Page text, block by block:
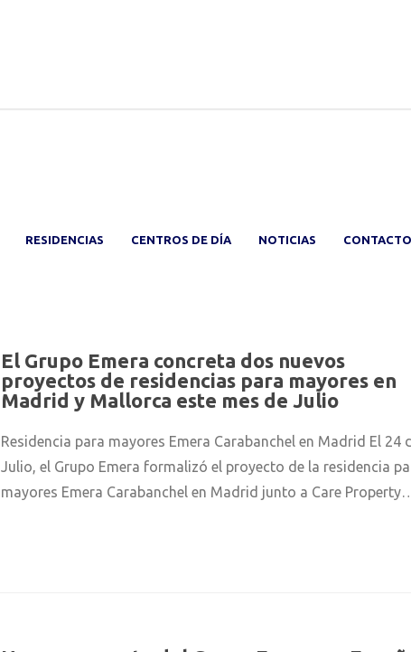
RESIDENCIAS CENTROS DE DÍA NOTICIAS CONTACTO
El Grupo Emera concreta dos nuevos
proyectos de residencias para mayores en
Madrid y Mallorca este mes de Julio
Residencia para mayores Emera Carabanchel en Madrid El 24
Julio, el Grupo Emera formalizó el proyecto de la residencia
mayores Emera Carabanchel en Madrid junto a Care